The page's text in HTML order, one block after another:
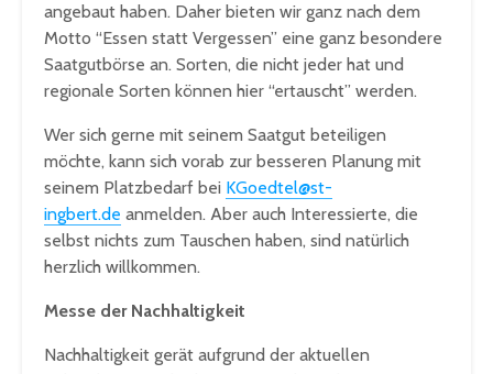
angebaut haben. Daher bieten wir ganz nach dem
Motto “Essen statt Vergessen” eine ganz besondere
Saatgutbörse an. Sorten, die nicht jeder hat und
regionale Sorten können hier “ertauscht” werden.
Wer sich gerne mit seinem Saatgut beteiligen
möchte, kann sich vorab zur besseren Planung mit
seinem Platzbedarf bei KGoedtel@st-
ingbert.de anmelden. Aber auch Interessierte, die
selbst nichts zum Tauschen haben, sind natürlich
herzlich willkommen.
Messe der Nachhaltigkeit
Nachhaltigkeit gerät aufgrund der aktuellen